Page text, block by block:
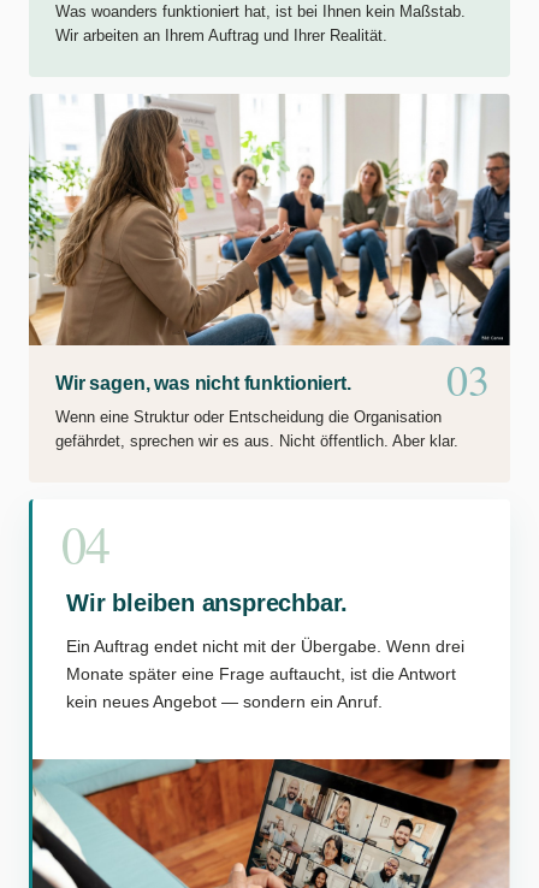
Was woanders funktioniert hat, ist bei Ihnen kein Maßstab.
Wir arbeiten an Ihrem Auftrag und Ihrer Realität.
03
Wir sagen, was nicht funktioniert.
Wenn eine Struktur oder Entscheidung die Organisation
gefährdet, sprechen wir es aus. Nicht öffentlich. Aber klar.
04
Wir bleiben ansprechbar.
Ein Auftrag endet nicht mit der Übergabe. Wenn drei
Monate später eine Frage auftaucht, ist die Antwort
kein neues Angebot — sondern ein Anruf.